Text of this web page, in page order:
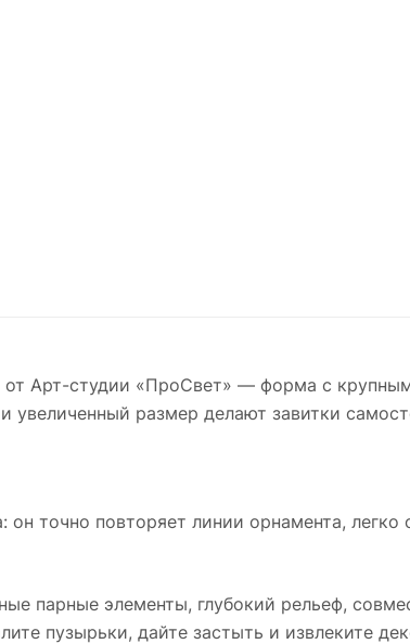
Арт-студии «ПроСвет» — форма с
увеличенный размер делают завитки
он точно повторяет линии орнамента,
парные элементы, глубокий рельеф,
пузырьки, дайте застыть и извлеките